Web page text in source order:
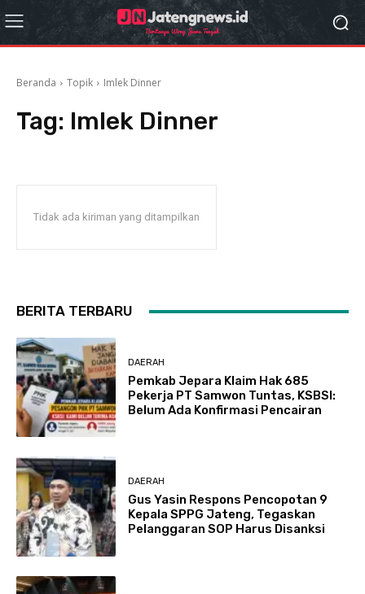
Beranda Topik Imlek Dinner
Tag: Imlek Dinner
Tidak ada kiriman yang ditampilkan
BERITA TERBARU
DAERAH
Pemkab Jepara Klaim Hak 685
Pekerja PT Samwon Tuntas, KSBSI:
Belum Ada Konfirmasi Pencairan
DAERAH
Gus Yasin Respons Pencopotan 9
Kepala SPPG Jateng, Tegaskan
Pelanggaran SOP Harus Disanksi